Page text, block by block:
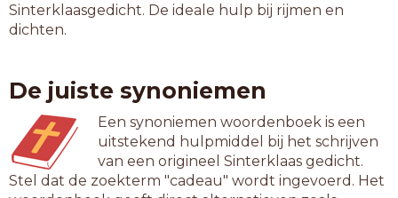
Sinterklaasgedicht. De ideale hulp bij rijmen en
dichten.
De juiste synoniemen
Een synoniemen woordenboek is een
uitstekend hulpmiddel bij het schrijven
van een origineel Sinterklaas gedicht.
Stel dat de zoekterm "cadeau" wordt ingevoerd. Het